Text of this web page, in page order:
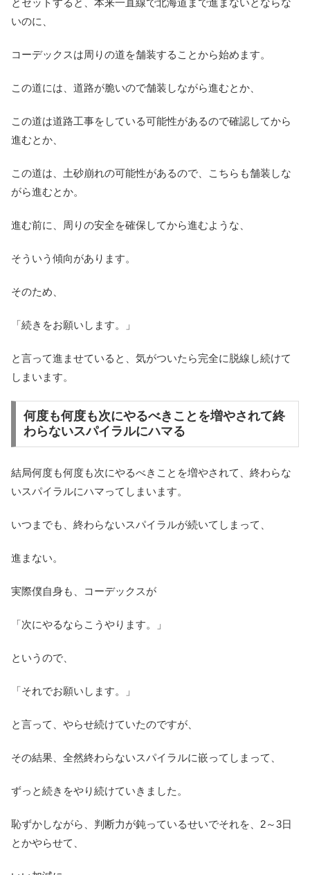
いのに、
コーデックスは周りの道を舗装することから始めます。
この道には、道路が脆いので舗装しながら進むとか、
この道は道路工事をしている可能性があるので確認してから
進むとか、
この道は、土砂崩れの可能性があるので、こちらも舗装しな
がら進むとか。
進む前に、周りの安全を確保してから進むような、
そういう傾向があります。
そのため、
「続きをお願いします。」
と言って進ませていると、気がついたら完全に脱線し続けて
しまいます。
何度も何度も次にやるべきことを増やされて終
わらないスパイラルにハマる
結局何度も何度も次にやるべきことを増やされて、終わらな
いスパイラルにハマってしまいます。
いつまでも、終わらないスパイラルが続いてしまって、
進まない。
実際僕自身も、コーデックスが
「次にやるならこうやります。」
というので、
「それでお願いします。」
と言って、やらせ続けていたのですが、
その結果、全然終わらないスパイラルに嵌ってしまって、
ずっと続きをやり続けていきました。
恥ずかしながら、判断力が鈍っているせいでそれを、2～3日
とかやらせて、